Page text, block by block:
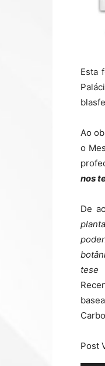
Esta
Ao
o
nos
De
tese
Post